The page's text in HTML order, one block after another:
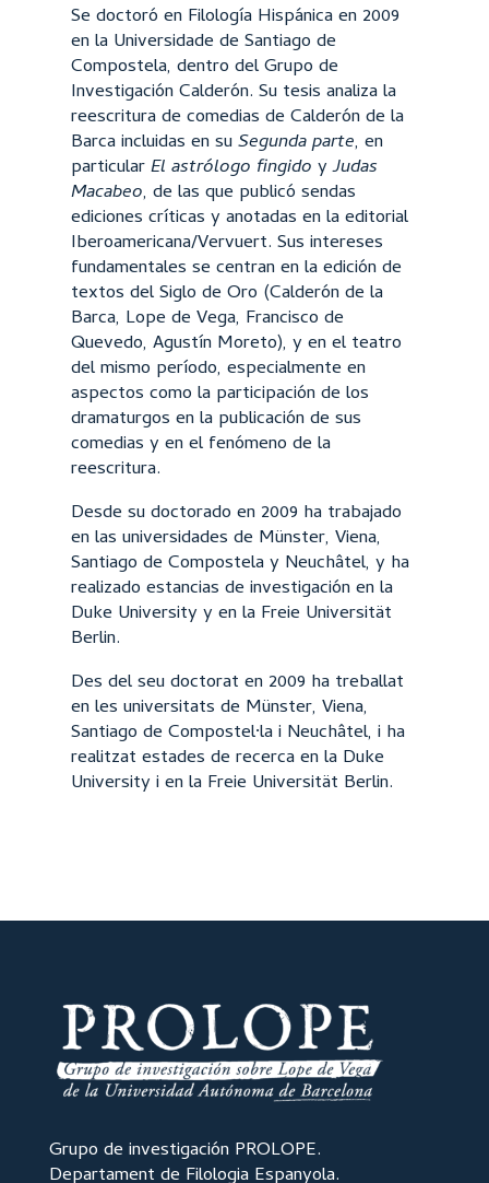
Se doctoró en Filología Hispánica en 2009
en la Universidade de Santiago de
Compostela, dentro del Grupo de
Investigación Calderón. Su tesis analiza la
reescritura de comedias de Calderón de la
Barca incluidas en suSegunda parte, en
particularEl astrólogo fingido yJudas
Macabeo, de las que publicó sendas
ediciones críticas y anotadas en la editorial
Iberoamericana/Vervuert. Sus intereses
fundamentales se centran en la edición de
textos del Siglo de Oro (Calderón de la
Barca, Lope de Vega, Francisco de
Quevedo, Agustín Moreto), y en el teatro
del mismo período, especialmente en
aspectos como la participación de los
dramaturgos en la publicación de sus
comedias y en el fenómeno de la
reescritura.
Desde su doctorado en 2009 ha trabajado
en las universidades de Münster, Viena,
Santiago de Compostela y Neuchâtel, y ha
realizado estancias de investigación en la
Duke University y en la Freie Universität
Berlin.
Des del seu doctorat en 2009 ha treballat
en les universitats de Münster, Viena,
Santiago de Compostel·la i Neuchâtel, i ha
realitzat estades de recerca en la Duke
University i en la Freie Universität Berlin.
Grupo de investigación PROLOPE.
Departament de Filologia Espanyola.